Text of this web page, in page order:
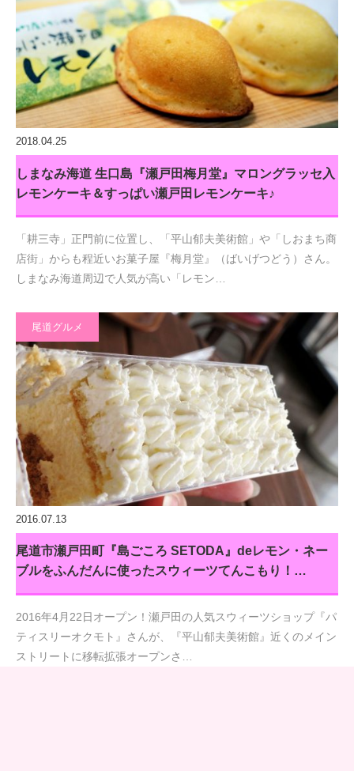
2018.04.25
しまなみ海道 生口島『瀬戸田梅月堂』マロングラッセ入
レモンケーキ＆すっぱい瀬戸田レモンケーキ♪
「耕三寺」正門前に位置し、「平山郁夫美術館」や「しおまち商
店街」からも程近いお菓子屋『梅月堂』（ばいげつどう）さん。
しまなみ海道周辺で人気が高い「レモン…
尾道グルメ
2016.07.13
尾道市瀬戸田町『島ごころ SETODA』deレモン・ネー
ブルをふんだんに使ったスウィーツてんこもり！…
2016年4月22日オープン！瀬戸田の人気スウィーツショップ『パ
ティスリーオクモト』さんが、『平山郁夫美術館』近くのメイン
ストリートに移転拡張オープンさ…